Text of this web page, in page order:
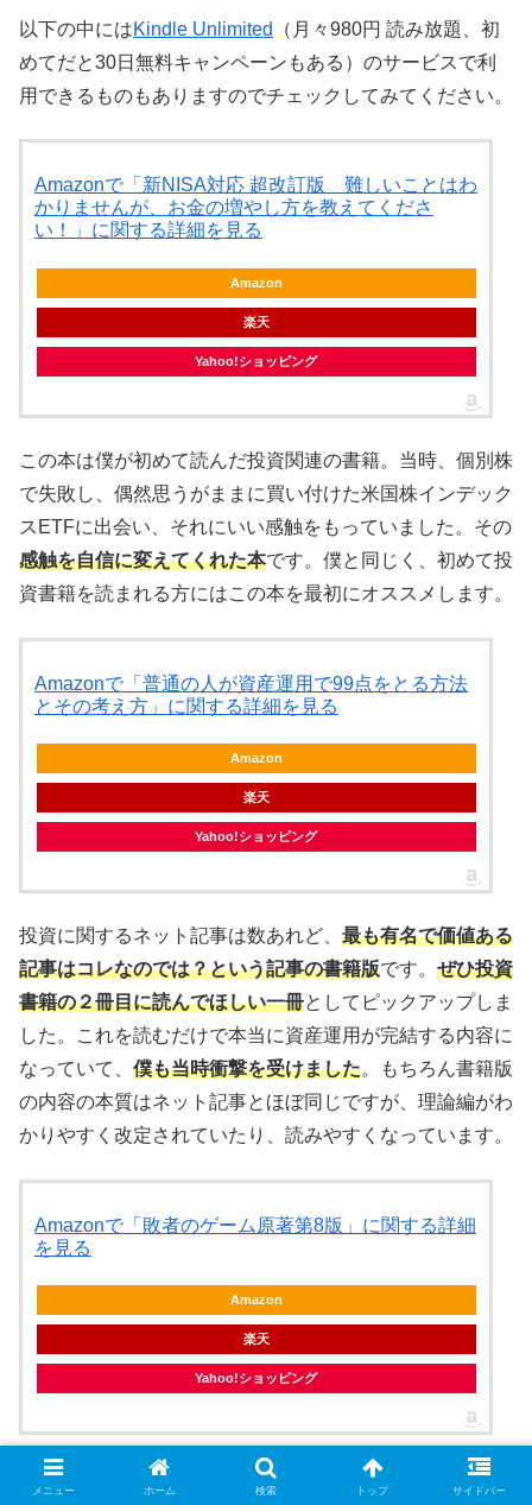
以下の中にはKindle Unlimited
（月々980円 読み放題、初
めてだと30日無料キャンペーンもある）のサービスで利
用できるものもありますのでチェックしてみてください。
Amazonで「新NISA対応 超改訂版 難しいことはわ
かりませんが、お金の増やし方を教えてくださ
い！」に関する詳細を見る
Amazon
楽天
Yahoo!ショッピング
この本は僕が初めて読んだ投資関連の書籍。当時、個別株
で失敗し、偶然思うがままに買い付けた米国株インデック
スETFに出会い、それにいい感触をもっていました。その
感触を自信に変えてくれた本です。僕と同じく、初めて投
資書籍を読まれる方にはこの本を最初にオススメします。
Amazonで「普通の人が資産運用で99点をとる方法
とその考え方」に関する詳細を見る
Amazon
楽天
Yahoo!ショッピング
投資に関するネット記事は数あれど、 最も有名で価値ある
記事はコレなのでは？という記事の書籍版です。 ぜひ投資
書籍の２冊目に読んでほしい一冊としてピックアップしま
した。これを読むだけで本当に資産運用が完結する内容に
なっていて、 僕も当時衝撃を受けました。もちろん書籍版
の内容の本質はネット記事とほぼ同じですが、理論編がわ
かりやすく改定されていたり、読みやすくなっています。
Amazonで「敗者のゲーム原著第8版」に関する詳細
を見る
Amazon
楽天
Yahoo!ショッピング
インデックス投資の名著中の名著です。
個人投資家にとっ
メニュー ホーム 検索 トップ サイドバー